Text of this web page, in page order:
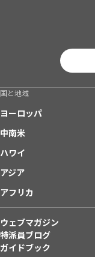
国と地域
ヨーロッパ
中南米
ハワイ
アジア
アフリカ
ウェブマガジン
特派員ブログ
ガイドブック